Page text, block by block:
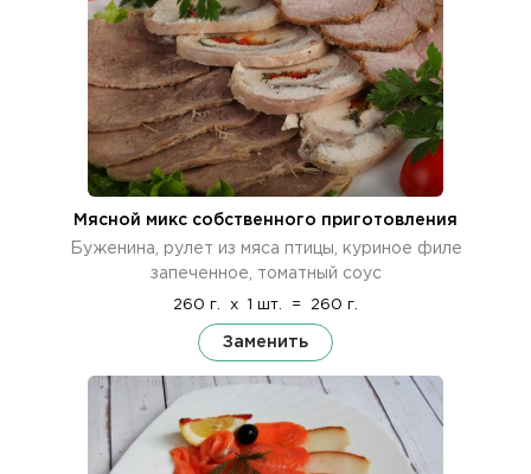
Мясной микс собственного приготовления
Буженина, рулет из мяса птицы, куриное филе
запеченное, томатный соус
260 г. x 1 шт. = 260 г.
Заменить